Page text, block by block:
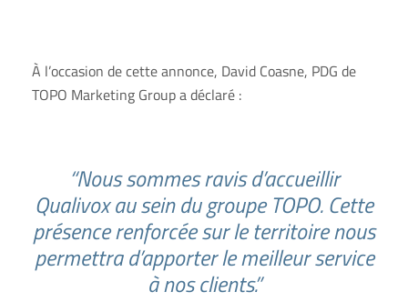
À l’occasion de cette annonce, David Coasne, PDG de
TOPO Marketing Group a déclaré :
“Nous sommes ravis d’accueillir
Qualivox au sein du groupe TOPO. Cette
présence renforcée sur le territoire nous
permettra d’apporter le meilleur service
à nos clients.”